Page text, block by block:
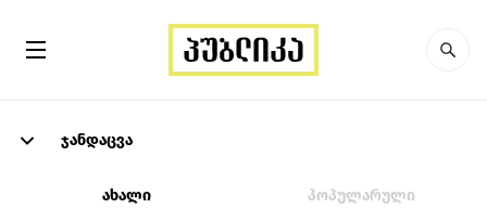
ჯანდაცვა
ახალი პოპულარული